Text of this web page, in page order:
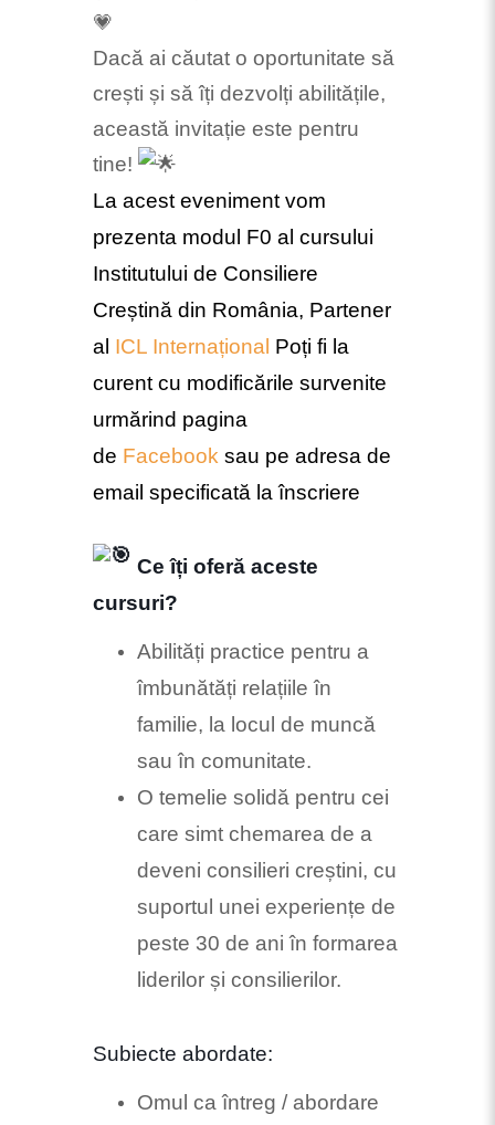
💗
Dacă ai căutat o oportunitate să
crești și să îți dezvolți abilitățile,
această invitație este pentru
tine!
La acest eveniment vom
prezenta modul F0 al cursului
Institutului de Consiliere
Creștină din România, Partener
al ICL Internațional Poți fi la
curent cu modificările survenite
urmărind pagina
de Facebook sau pe adresa de
email specificată la înscriere
Ce îți oferă aceste
cursuri?
Abilități practice pentru a
îmbunătăți relațiile în
familie, la locul de muncă
sau în comunitate.
O temelie solidă pentru cei
care simt chemarea de a
deveni consilieri creștini, cu
suportul unei experiențe de
peste 30 de ani în formarea
liderilor și consilierilor.
Subiecte abordate:
Omul ca întreg / abordare